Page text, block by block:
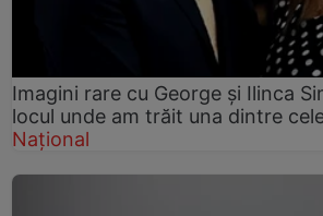
Imagini rare cu George și Ilinca
locul unde am trăit una dintre
Național